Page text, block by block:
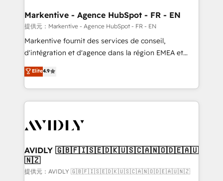
せください。
🎯Demand Gen & ABM: Drive pipeline with inbound,
ABM, AEO, SEO, & paid media. 👩‍💻Web Design:
Build high-performing websites with UX, messaging,
& conversion strategy that drive results. 🤖AI
AI, & maximize AEO with tailored AI services. 🧩
Integrations: Extend HubSpot with custom
Markentive - Agence HubSpot - FR - EN
提供元：Markentive - Agence HubSpot - FR - EN
Markentive fournit des services de conseil,
d'intégration et d'agence dans la région EMEA et
North America. Avec plus de 115 experts en
marketing automation, Growth, Revops, CRM et
webdesign. Markentive is both a consulting firm, a
digital agency and an integrator. With over 115
CRM and webdesign (We focus on EMEA - USA
Elite4.9
AVIDLY 🇬🇧🇫🇮🇸🇪🇩🇰🇺🇸🇨🇦🇳🇴🇩🇪🇦🇺
🇳🇿
提供元：AVIDLY 🇬🇧🇫🇮🇸🇪🇩🇰🇺🇸🇨🇦🇳🇴🇩🇪🇦🇺🇳🇿